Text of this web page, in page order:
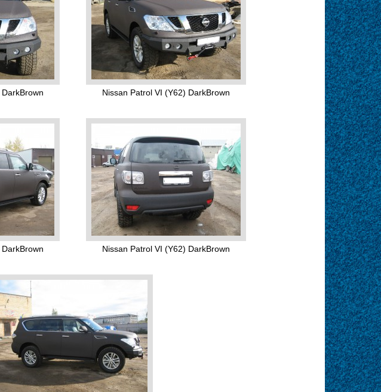
Nissan Patrol VI (Y62) DarkBrown
Nissan Patrol VI (Y62) DarkBrown